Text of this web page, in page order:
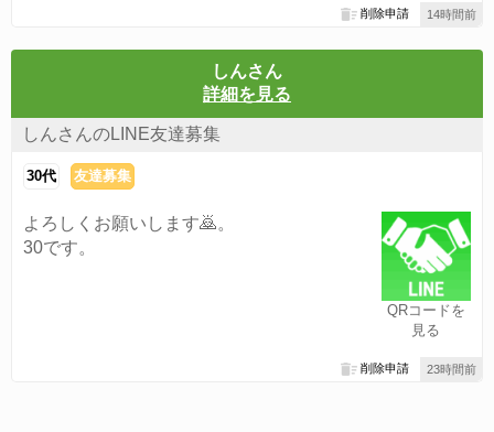
14時間前
削除申請
しんさん
詳細を見る
しんさんのLINE友達募集
30代 友達募集
QRコードを
見る
よろしくお願いします🙇。
30です。
23時間前
削除申請